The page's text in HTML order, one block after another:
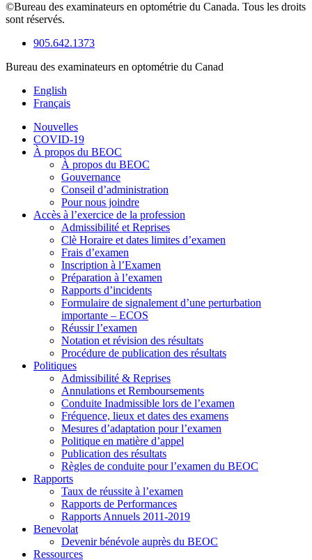
©Bureau des examinateurs en optométrie du Canada. Tous les droits
sont réservés.
905.642.1373
Bureau des examinateurs en optométrie du Canad
English
Français
Nouvelles
COVID-19
À propos du BEOC
À propos du BEOC
Gouvernance
Conseil d’administration
Pour nous joindre
Accès à l’exercice de la profession
Admissibilité et Reprises
Clè Horaire et dates limites d’examen
Frais d’examen
Inscription à l’Examen
Préparation à l’examen
Rapports d’incidents
Formulaire de signalement d’une perturbation
importante – ECOS
Réussir l’examen
Notation et révision des résultats
Procédure de publication des résultats
Politiques
Admissibilité & Reprises
Annulations et Remboursements
Conduite Inadmissible lors de l’examen
Fréquence, lieux et dates des examens
Mesures d’adaptation pour l’examen
Politique en matière d’appel
Publication des résultats
Règles de conduite pour l’examen du BEOC
Rapports
Taux de réussite à l’examen
Rapports de Performances
Rapports Annuels 2011-2019
Benevolat
Devenir bénévole auprès du BEOC
Ressources